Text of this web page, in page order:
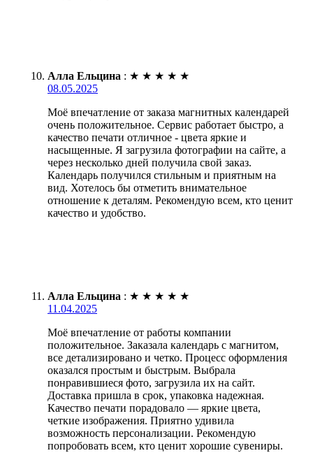
Алла Ельцина : ★ ★ ★ ★ ★
08.05.2025
Моё впечатление от заказа магнитных календарей
очень положительное. Сервис работает быстро, а
качество печати отличное - цвета яркие и
насыщенные. Я загрузила фотографии на сайте, а
через несколько дней получила свой заказ.
Календарь получился стильным и приятным на
вид. Хотелось бы отметить внимательное
отношение к деталям. Рекомендую всем, кто ценит
качество и удобство.
Алла Ельцина : ★ ★ ★ ★ ★
11.04.2025
Моё впечатление от работы компании
положительное. Заказала календарь с магнитом,
все детализировано и четко. Процесс оформления
оказался простым и быстрым. Выбрала
понравившиеся фото, загрузила их на сайт.
Доставка пришла в срок, упаковка надежная.
Качество печати порадовало — яркие цвета,
четкие изображения. Приятно удивила
возможность персонализации. Рекомендую
попробовать всем, кто ценит хорошие сувениры.